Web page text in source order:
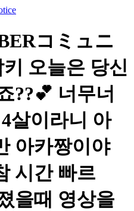
コミュニ
오늘은 당신
??💕 너무너
살이라니 아
아카짱이야
시간 빠르
을때 영상을